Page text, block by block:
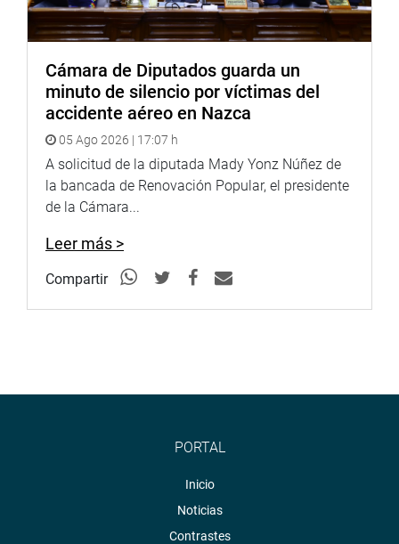
PIURA
El congresista Eduardo Castillo Rivas se reunió con los
Cámara de Diputados guarda un
minuto de silencio por víctimas del
accidente aéreo en Nazca
05 Ago 2026 | 17:07 h
A solicitud de la diputada Mady Yonz Núñez de
la bancada de Renovación Popular, el presidente
de la Cámara...
Leer más >
Compartir
PORTAL
Inicio
Noticias
Contrastes